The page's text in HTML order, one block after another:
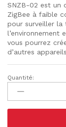
SNZB-02 est un
ZigBee à faible
pour surveiller la
l’environnement
vous pourrez
d’autres
Sonoff
SNZB-
02
Quantité: